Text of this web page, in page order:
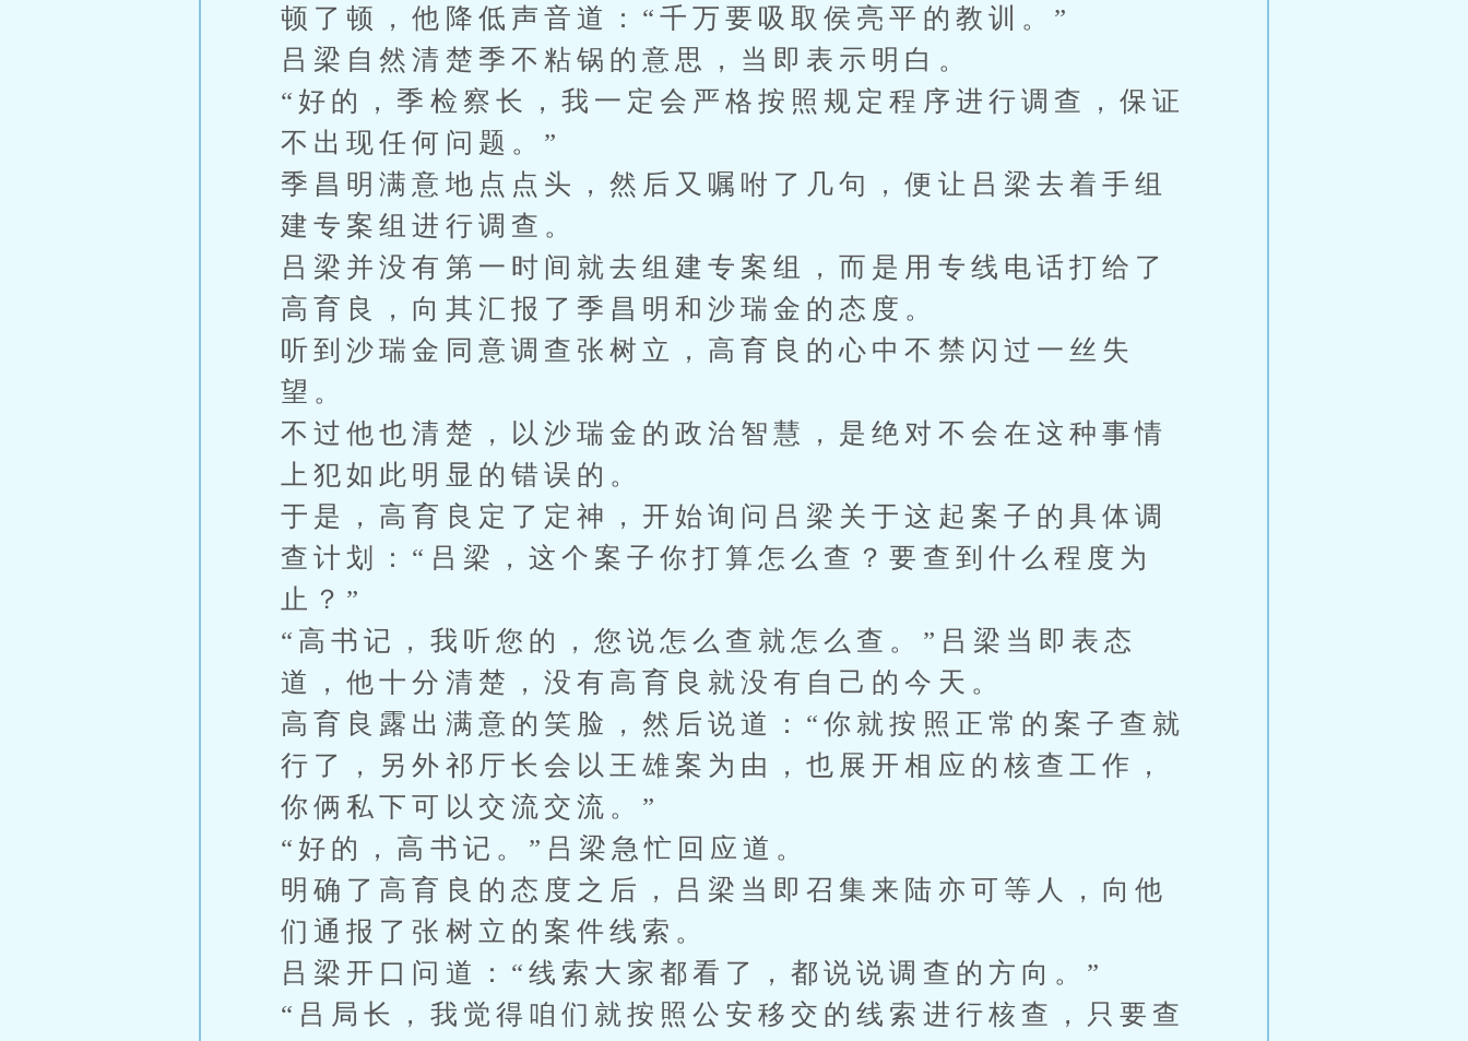
顿了顿，他降低声音道：“千万要吸取侯亮平的教训。”
吕梁自然清楚季不粘锅的意思，当即表示明白。
“好的，季检察长，我一定会严格按照规定程序进行调查，保证
不出现任何问题。”
季昌明满意地点点头，然后又嘱咐了几句，便让吕梁去着手组
建专案组进行调查。
吕梁并没有第一时间就去组建专案组，而是用专线电话打给了
高育良，向其汇报了季昌明和沙瑞金的态度。
听到沙瑞金同意调查张树立，高育良的心中不禁闪过一丝失
望。
不过他也清楚，以沙瑞金的政治智慧，是绝对不会在这种事情
上犯如此明显的错误的。
于是，高育良定了定神，开始询问吕梁关于这起案子的具体调
查计划：“吕梁，这个案子你打算怎么查？要查到什么程度为
止？”
“高书记，我听您的，您说怎么查就怎么查。”吕梁当即表态
道，他十分清楚，没有高育良就没有自己的今天。
高育良露出满意的笑脸，然后说道：“你就按照正常的案子查就
行了，另外祁厅长会以王雄案为由，也展开相应的核查工作，
你俩私下可以交流交流。”
“好的，高书记。”吕梁急忙回应道。
明确了高育良的态度之后，吕梁当即召集来陆亦可等人，向他
们通报了张树立的案件线索。
吕梁开口问道：“线索大家都看了，都说说调查的方向。”
“吕局长，我觉得咱们就按照公安移交的线索进行核查，只要查